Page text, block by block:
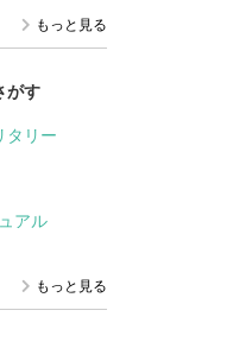
もっと見る
がす
タリー
アル
もっと見る